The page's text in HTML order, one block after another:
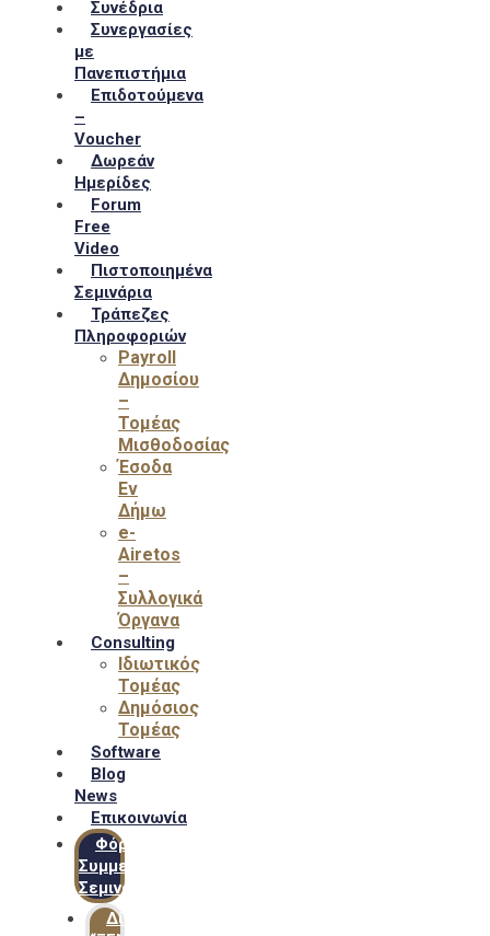
Συνέδρια
Συνεργασίες
με
Πανεπιστήμια
Επιδοτούμενα
–
Voucher
Δωρεάν
Ημερίδες
Forum
Free
Video
Πιστοποιημένα
Σεμινάρια
Τράπεζες
Πληροφοριών
Payroll
Δημοσίου
–
Τομέας
Μισθοδοσίας
Έσοδα
Εν
Δήμω
e-
Airetos
–
Συλλογικά
Όργανα
Consulting
Ιδιωτικός
Τομέας
Δημόσιος
Τομέας
Software
Blog
News
Επικοινωνία
Φόρμα
Συμμετοχής
Σεμιναρίων
Δίκτυο